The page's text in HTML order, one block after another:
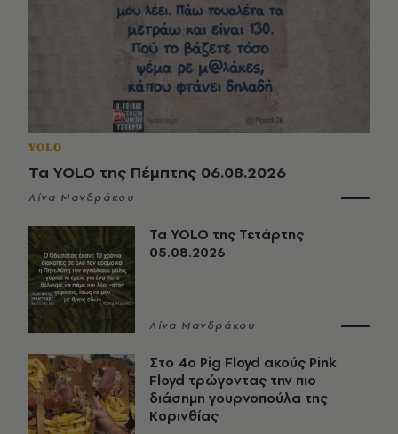
YOLO
Τα YOLO της Πέμπτης 06.08.2026
Λίνα Μανδράκου
Τα YOLO της Τετάρτης
05.08.2026
Λίνα Μανδράκου
Στο 4ο Pig Floyd ακούς Pink
Floyd τρώγοντας την πιο
διάσημη γουρνοπούλα της
Κορινθίας